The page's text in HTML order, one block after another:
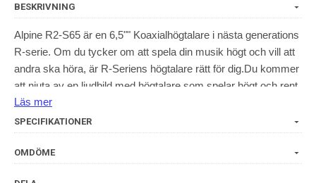
BESKRIVNING
Alpine R2-S65 är en 6,5"" Koaxialhögtalare i nästa generations
R-serie. Om du tycker om att spela din musik högt och vill att
andra ska höra, är R-Seriens högtalare rätt för dig.Du kommer
att njuta av en ljudbild med högtalare som spelar högt och rent
utan distorsion. R-seriens högtalarnas korgar är tillverkade i
gjuten aluminium och med glasfiberförstärkta koner, vilket ger
väldigt styva och extremt lätta koner vilket gör att de levererar
kraft samtidigt som de är rappa och naturligt producerar ljust,
Läs mer
SPECIFIKATIONER
OMDÖME